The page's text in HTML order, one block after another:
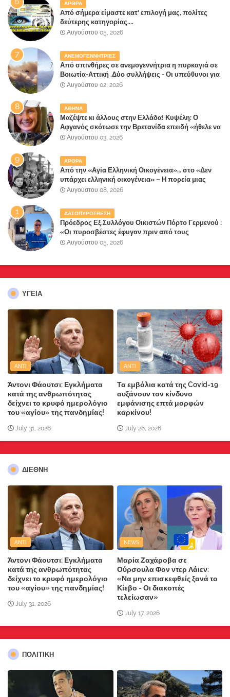
ΑΡΘΡΑ
Από σήμερα είμαστε κατ' επιλογή μας, πολίτες
δεύτερης κατηγορίας....
Αυγούστου 05, 2026
ΑΝΕΜΟΓΕΝΝΗΤΡΙΕΣ
Από σπινθήρες σε ανεμογεννήτρια η πυρκαγιά σε
Βοιωτία-Αττική .Δύο συλλήψεις - Οι υπεύθυνοι για
την λάθος διαχείριση της κατάσβεσης θα
Αυγούστου 02, 2026
ΑΘΗΝΑ
Μαζέψτε κι άλλους στην Ελλάδα! Κυψέλη: Ο
Αφγανός σκότωσε την Βρετανίδα επειδή «ήθελε να
κάνει τη σύντροφό του χριστιανή»
Αυγούστου 03, 2026
ΑΡΘΡΑ
Από την «Αγία Ελληνική Οικογένεια»… στο «Δεν
υπάρχει ελληνική οικογένεια» – Η πορεία μιας
κοινωνίας που κινδυνεύει να ξεχάσει ποια είναι
Αυγούστου 08, 2026
ΔΑΣΟΠΥΡΟΣΒΕΣΗ
Πρόεδρος Εξ.Συλλόγου Οικιστών Πόρτο Γερμενού :
«Οι πυροσβέστες έφυγαν πριν από τους
κατοίκους»
Αυγούστου 05, 2026
ΥΓΕΙΑ
ANTI
Άντονι Φάουτσι: Εγκλήματα
κατά της ανθρωπότητας
δείχνει το κρυφό ημερολόγιο
του «αγίου» της πανδημίας!
July 31, 2026
ANTI
Τα εμβόλια κατά της Covid-19
αυξάνουν τον κίνδυνο
εμφάνισης επτά μορφών
καρκίνου!
July 26, 2026
ΔΙΕΘΝΗ
ANTI
Άντονι Φάουτσι: Εγκλήματα
κατά της ανθρωπότητας
δείχνει το κρυφό ημερολόγιο
του «αγίου» της πανδημίας!
July 31, 2026
NEWS
Μαρία Ζαχάροβα σε
Ούρσουλα Φον ντερ Λάιεν:
«Να μην επισκεφθείς ξανά το
Κίεβο - Οι διακοπές
τελείωσαν»
July 17, 2026
ΠΟΛΙΤΙΚΗ